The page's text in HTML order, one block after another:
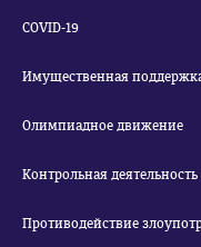
COVID-19
Имущественная
Олимпиадное движение
Контрольная деятельность
Противодействие